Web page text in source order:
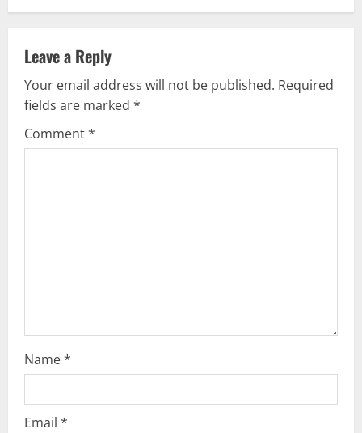
n
u
e
n
g
Leave a Reply
Your email address will not be published. Required
fields are marked *
Comment*
Name*
Email *